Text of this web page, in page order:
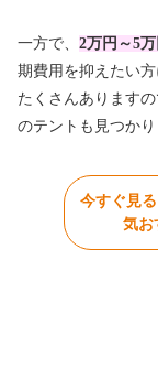
一方で、 2万円～5
期費用を抑えたい
たくさんあります
のテントも見つかり
今すぐ見
気お